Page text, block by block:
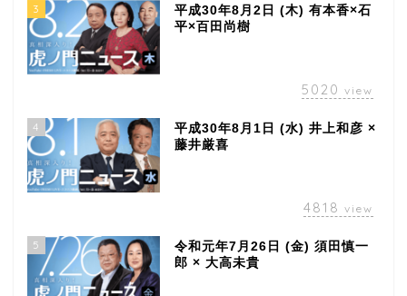
3
平成30年8月2日 (木) 有本香×石
平×百田尚樹
5020 view
4
平成30年8月1日 (水) 井上和彦 ×
藤井厳喜
4818 view
5
令和元年7月26日 (金) 須田慎一
郎 × 大高未貴